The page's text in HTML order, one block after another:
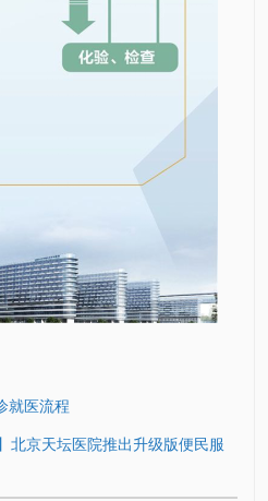
就医流程
北京天坛医院推出升级版便民服